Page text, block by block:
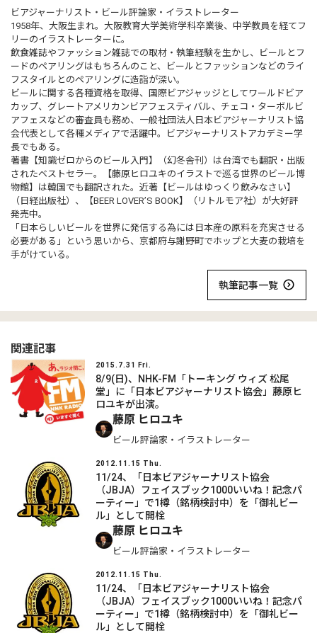
ビアジャーナリスト・ビール評論家・イラストレーター
1958年、大阪生まれ。大阪教育大学美術学科卒業後、中学教員を経てフ
リーのイラストレーターに。
飲食雑誌やファッション雑誌での取材・執筆経験を生かし、ビールとフ
ードのペアリングはもちろんのこと、ビールとファッションなどのライ
フスタイルとのペアリングに造詣が深い。
ビールに関する各種資格を取得、国際ビアジャッジとしてワールドビア
カップ、グレートアメリカンビアフェスティバル、チェコ・ターボルビ
アフェスなどの審査員も務め、一般社団法人日本ビアジャーナリスト協
会代表として各種メディアで活躍中。ビアジャーナリストアカデミー学
長でもある。
著書【知識ゼロからのビール入門】（幻冬舎刊）は台湾でも翻訳・出版
されたベストセラー。【藤原ヒロユキのイラストで巡る世界のビール博
物館】は韓国でも翻訳された。近著【ビールはゆっくり飲みなさい】
（日経出版社）、【BEER LOVER’S BOOK】（リトルモア社）が大好評
発売中。
「日本らしいビールを世界に発信する為には日本産の原料を充実させる
必要がある」という思いから、京都府与謝野町でホップと大麦の栽培を
手がけている。
執筆記事一覧
関連記事
2015.7.31 Fri.
8/9(日)、NHK-FM「トーキング ウィズ 松尾
堂」に「日本ビアジャーナリスト協会」藤原ヒ
ロユキが出演。
藤原 ヒロユキ
ビール評論家・イラストレーター
2012.11.15 Thu.
11/24、「日本ビアジャーナリスト協会
（JBJA）フェイスブック1000いいね！記念パ
ーティー」で1樽（銘柄検討中）を「御礼ビー
ル」として開栓
藤原 ヒロユキ
ビール評論家・イラストレーター
2012.11.15 Thu.
11/24、「日本ビアジャーナリスト協会
（JBJA）フェイスブック1000いいね！記念パ
ーティー」で1樽（銘柄検討中）を「御礼ビー
ル」として開栓